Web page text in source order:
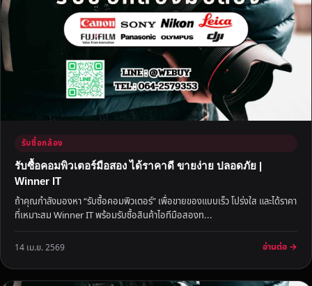
รับซื้อกล้อง
รับซื้อคอมพิวเตอร์มือสอง ได้ราคาดี ขายง่าย ปลอดภัย |
Winner IT
ถ้าคุณกำลังมองหา “รับซื้อคอมพิวเตอร์” เพื่อขายของแบบเร็ว โปร่งใส และได้ราคา
ที่เหมาะสม Winner IT พร้อมรับซื้อสินค้าไอทีมือสองท...
14 เม.ย. 2569 อ่านต่อ →